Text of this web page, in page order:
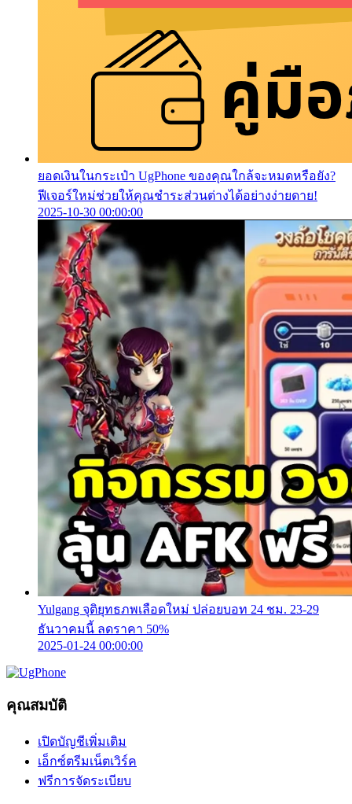
ยอดเงินในกระเป๋า UgPhone ของคุณใกล้จะหมดหรือยัง?
ฟีเจอร์ใหม่ช่วยให้คุณชำระส่วนต่างได้อย่างง่ายดาย!
2025-10-30 00:00:00
Yulgang จุติยุทธภพเลือดใหม่ ปล่อยบอท 24 ชม. 23-29
ธันวาคมนี้ ลดราคา 50%
2025-01-24 00:00:00
คุณสมบัติ
เปิดบัญชีเพิ่มเติม
เอ็กซ์ตรีมเน็ตเวิร์ค
ฟรีการจัดระเบียบ